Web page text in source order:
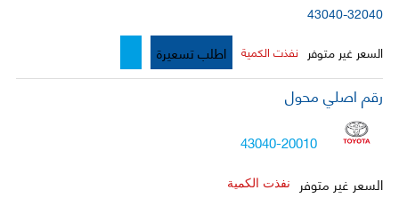
43040-32040
السعر غير متوفر نفذت الكمية اطلب تسعيرة
رقم اصلي محول
43040-20010
السعر غير متوفر
نفذت الكمية